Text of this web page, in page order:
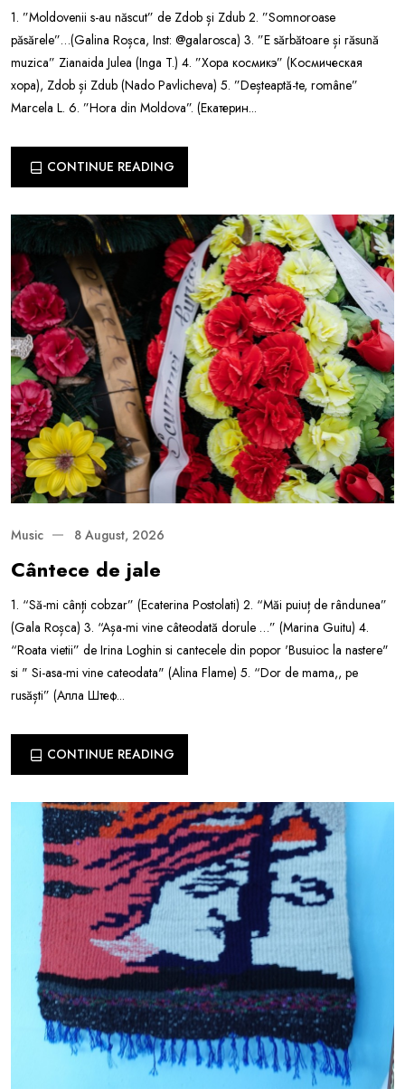
1. ”Moldovenii s-au născut” de Zdob și Zdub 2. ”Somnoroase
păsărele”…(Galina Roșca, Inst: @galarosca) 3. ”E sărbătoare și răsună
muzica” Zianaida Julea (Inga T.) 4. ”Хора космикэ” (Космическая
хора), Zdob și Zdub (Nado Pavlicheva) 5. ”Deșteaptă-te, române”
Marcela L. 6. ”Hora din Moldova”. (Екатерин...
CONTINUE READING
Music 8 August, 2026
Cântece de jale
1. “Să-mi cânți cobzar” (Ecaterina Postolati) 2. “Măi puiuț de rândunea”
(Gala Roșca) 3. “Așa-mi vine câteodată dorule …” (Marina Guitu) 4.
“Roata vietii” de Irina Loghin si cantecele din popor 'Busuioc la nastere"
si " Si-asa-mi vine cateodata" (Alina Flame) 5. “Dor de mama,, pe
rusăști” (Алла Штеф...
CONTINUE READING